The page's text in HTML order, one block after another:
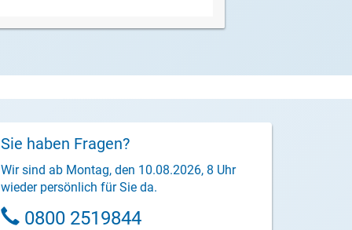
Sie haben Fragen?
Wir sind ab Montag, den 10.08.2026, 8 Uhr
wieder persönlich für Sie da.
0800 2519844